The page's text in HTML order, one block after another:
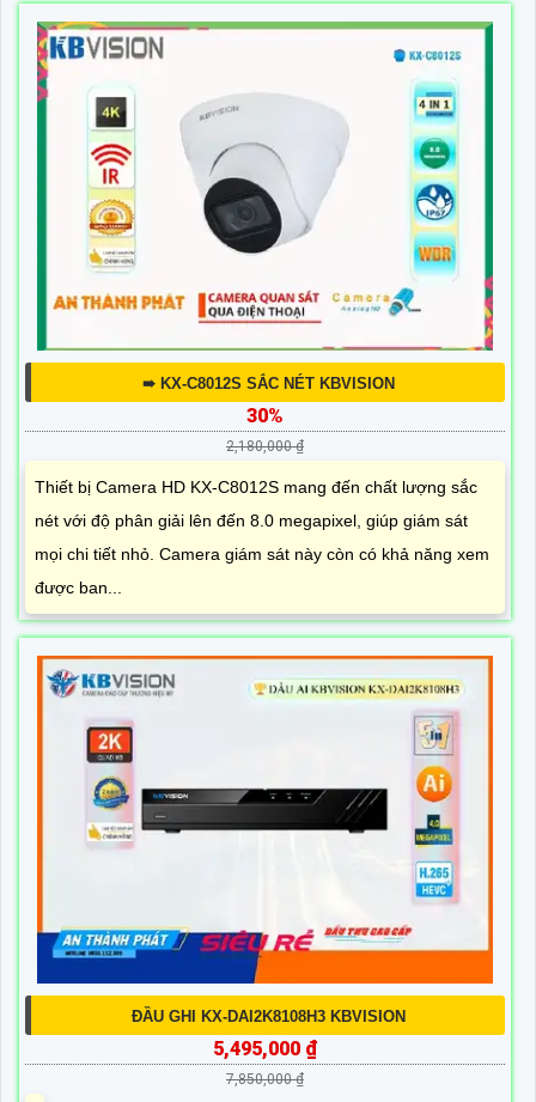
➠ KX-C8012S SẮC NÉT KBVISION
30%
2,180,000 ₫
Thiết bị Camera HD KX-C8012S mang đến chất lượng sắc
nét với độ phân giải lên đến 8.0 megapixel, giúp giám sát
mọi chi tiết nhỏ. Camera giám sát này còn có khả năng xem
được ban...
ĐẦU GHI KX-DAI2K8108H3 KBVISION
5,495,000 ₫
7,850,000 ₫